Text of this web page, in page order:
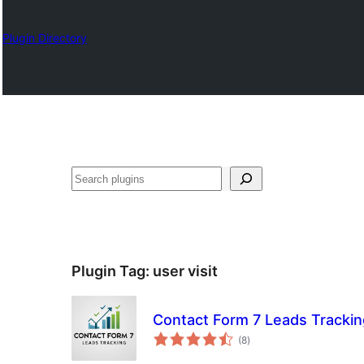
Plugin Directory
Suchen
Plugin Tag: user visit
Contact Form 7 Leads
(8total
ratings
)